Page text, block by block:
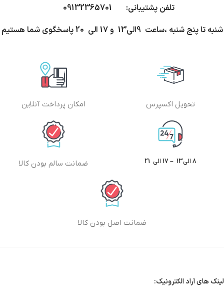
تلفن پشتیبانی: 09132365701
شنبه تا پنج شنبه ،ساعت 9الی13 و 17 الی 20 پاسخگوی شما هستیم
تحویل اکسپرس امکان پرداخت آنلاین
8 الی13 – 17 الی 21 ضمانت سالم بودن کالا
ضمانت اصل بودن کالا
لینک های آراد الکترونیک: